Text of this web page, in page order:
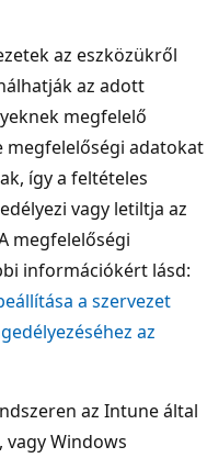
az eszközükről
az adott
megfelelő
megfelelőségi adatokat
így a feltételes
vagy letiltja az
megfelelőségi
információkért lásd:
a szervezet
az
az Intune által
Windows